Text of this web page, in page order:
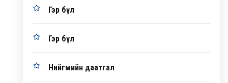
Гэр бүл
Гэр бүл
Нийгмийн даатгал